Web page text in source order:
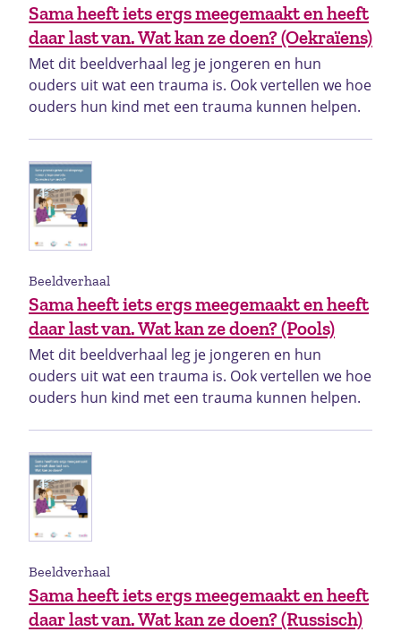
Sama heeft iets ergs meegemaakt en heeft
daar last van. Wat kan ze doen? (Oekraïens)
Met dit beeldverhaal leg je jongeren en hun
ouders uit wat een trauma is. Ook vertellen we hoe
ouders hun kind met een trauma kunnen helpen.
Sama heeft iets ergs meegemaakt en heeft
daar last van. Wat kan ze doen? (Pools)
Beeldverhaal
Met dit beeldverhaal leg je jongeren en hun
ouders uit wat een trauma is. Ook vertellen we hoe
ouders hun kind met een trauma kunnen helpen.
Sama heeft iets ergs meegemaakt en heeft
daar last van. Wat kan ze doen? (Russisch)
Beeldverhaal